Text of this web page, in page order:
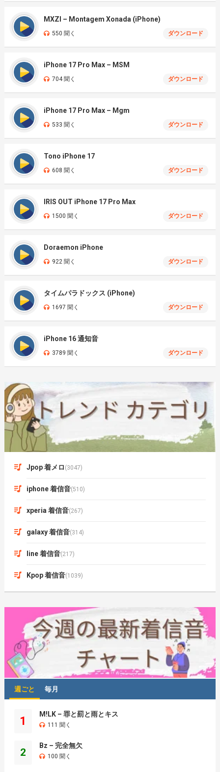
MXZI – Montagem Xonada (iPhone)
550 聞く ダウンロード
iPhone 17 Pro Max – MSM
704 聞く ダウンロード
iPhone 17 Pro Max – Mgm
533 聞く ダウンロード
Tono iPhone 17
608 聞く ダウンロード
IRIS OUT iPhone 17 Pro Max
1500 聞く ダウンロード
Doraemon iPhone
922 聞く ダウンロード
タイムパラドックス (iPhone)
1697 聞く ダウンロード
iPhone 16 通知音
3789 聞く ダウンロード
Jpop 着メロ (3047)
iphone 着信音(510)
xperia 着信音(267)
galaxy 着信音(314)
line 着信音(217)
Kpop 着信音(1039)
週ごと 毎月
1
M!LK – 罪と罰と雨とキス
111 聞く
2
Bz – 完全無欠
100 聞く